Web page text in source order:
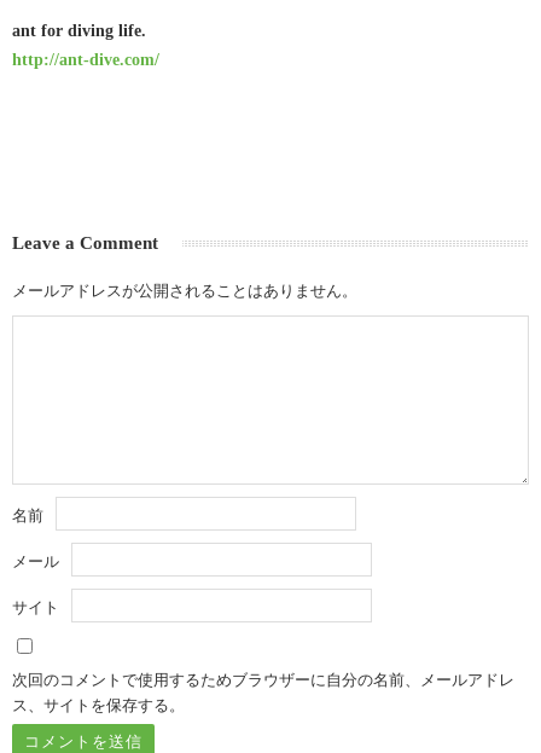
ant for diving life.
http://ant-dive.com/
Leave a Comment
メールアドレスが公開されることはありません。
名前
メール
サイト
次回のコメントで使用するためブラウザーに自分の名前、メールアドレ
ス、サイトを保存する。